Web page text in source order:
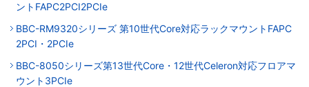
ントFAPC2PCI2PCIe
BBC-RM9320シリーズ 第10世代Core対応ラックマウントFAPC
2PCI・2PCIe
BBC-8050シリーズ第13世代Core・12世代Celeron対応フロアマ
ウント3PCIe